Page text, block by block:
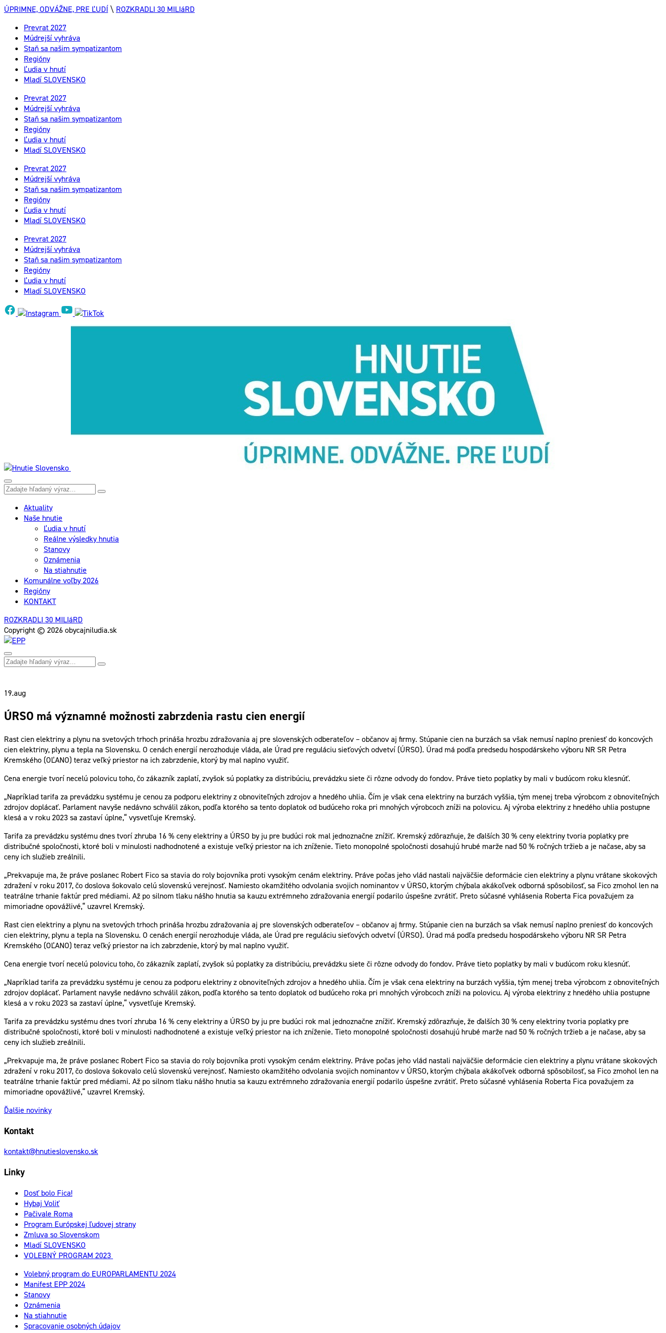
ÚPRIMNE, ODVÁŽNE, PRE ĽUDÍ \ ROZKRADLI 30 MILIáRD
Prevrat 2027
Múdrejší vyhráva
Staň sa našim sympatizantom
Regióny
Ľudia v hnutí
Mladí SLOVENSKO
Prevrat 2027
Múdrejší vyhráva
Staň sa našim sympatizantom
Regióny
Ľudia v hnutí
Mladí SLOVENSKO
Prevrat 2027
Múdrejší vyhráva
Staň sa našim sympatizantom
Regióny
Ľudia v hnutí
Mladí SLOVENSKO
Prevrat 2027
Múdrejší vyhráva
Staň sa našim sympatizantom
Regióny
Ľudia v hnutí
Mladí SLOVENSKO
Aktuality
Naše hnutie
Ľudia v hnutí
Reálne výsledky hnutia
Stanovy
Oznámenia
Na stiahnutie
Komunálne voľby 2026
Regióny
KONTAKT
ROZKRADLI 30 MILIáRD
Copyright © 2026 obycajniludia.sk
19.aug
ÚRSO má významné možnosti zabrzdenia rastu cien energií
Rast cien elektriny a plynu na svetových trhoch prináša hrozbu zdražovania aj pre slovenských odberateľov – občanov aj firmy. Stúpanie cien na burzách sa však nemusí naplno preniesť do koncových
cien elektriny, plynu a tepla na Slovensku. O cenách energií nerozhoduje vláda, ale Úrad pre reguláciu sieťových odvetví (ÚRSO). Úrad má podľa predsedu hospodárskeho výboru NR SR Petra
Kremského (OĽANO) teraz veľký priestor na ich zabrzdenie, ktorý by mal naplno využiť.
Cena energie tvorí necelú polovicu toho, čo zákazník zaplatí, zvyšok sú poplatky za distribúciu, prevádzku siete či rôzne odvody do fondov. Práve tieto poplatky by mali v budúcom roku klesnúť.
„Napríklad tarifa za prevádzku systému je cenou za podporu elektriny z obnoviteľných zdrojov a hnedého uhlia. Čím je však cena elektriny na burzách vyššia, tým menej treba výrobcom z obnoviteľných
zdrojov doplácať. Parlament navyše nedávno schválil zákon, podľa ktorého sa tento doplatok od budúceho roka pri mnohých výrobcoch zníži na polovicu. Aj výroba elektriny z hnedého uhlia postupne
klesá a v roku 2023 sa zastaví úplne,“ vysvetľuje Kremský.
Tarifa za prevádzku systému dnes tvorí zhruba 16 % ceny elektriny a ÚRSO by ju pre budúci rok mal jednoznačne znížiť. Kremský zdôrazňuje, že ďalších 30 % ceny elektriny tvoria poplatky pre
distribučné spoločnosti, ktoré boli v minulosti nadhodnotené a existuje veľký priestor na ich zníženie. Tieto monopolné spoločnosti dosahujú hrubé marže nad 50 % ročných tržieb a je načase, aby sa
ceny ich služieb zreálnili.
„Prekvapuje ma, že práve poslanec Robert Fico sa stavia do roly bojovníka proti vysokým cenám elektriny. Práve počas jeho vlád nastali najväčšie deformácie cien elektriny a plynu vrátane skokových
zdražení v roku 2017, čo doslova šokovalo celú slovenskú verejnosť. Namiesto okamžitého odvolania svojich nominantov v ÚRSO, ktorým chýbala akákoľvek odborná spôsobilosť, sa Fico zmohol len na
teatrálne trhanie faktúr pred médiami. Až po silnom tlaku nášho hnutia sa kauzu extrémneho zdražovania energií podarilo úspešne zvrátiť. Preto súčasné vyhlásenia Roberta Fica považujem za
mimoriadne opovážlivé,“ uzavrel Kremský.
Rast cien elektriny a plynu na svetových trhoch prináša hrozbu zdražovania aj pre slovenských odberateľov – občanov aj firmy. Stúpanie cien na burzách sa však nemusí naplno preniesť do koncových
cien elektriny, plynu a tepla na Slovensku. O cenách energií nerozhoduje vláda, ale Úrad pre reguláciu sieťových odvetví (ÚRSO). Úrad má podľa predsedu hospodárskeho výboru NR SR Petra
Kremského (OĽANO) teraz veľký priestor na ich zabrzdenie, ktorý by mal naplno využiť.
Cena energie tvorí necelú polovicu toho, čo zákazník zaplatí, zvyšok sú poplatky za distribúciu, prevádzku siete či rôzne odvody do fondov. Práve tieto poplatky by mali v budúcom roku klesnúť.
„Napríklad tarifa za prevádzku systému je cenou za podporu elektriny z obnoviteľných zdrojov a hnedého uhlia. Čím je však cena elektriny na burzách vyššia, tým menej treba výrobcom z obnoviteľných
zdrojov doplácať. Parlament navyše nedávno schválil zákon, podľa ktorého sa tento doplatok od budúceho roka pri mnohých výrobcoch zníži na polovicu. Aj výroba elektriny z hnedého uhlia postupne
klesá a v roku 2023 sa zastaví úplne,“ vysvetľuje Kremský.
Tarifa za prevádzku systému dnes tvorí zhruba 16 % ceny elektriny a ÚRSO by ju pre budúci rok mal jednoznačne znížiť. Kremský zdôrazňuje, že ďalších 30 % ceny elektriny tvoria poplatky pre
distribučné spoločnosti, ktoré boli v minulosti nadhodnotené a existuje veľký priestor na ich zníženie. Tieto monopolné spoločnosti dosahujú hrubé marže nad 50 % ročných tržieb a je načase, aby sa
ceny ich služieb zreálnili.
„Prekvapuje ma, že práve poslanec Robert Fico sa stavia do roly bojovníka proti vysokým cenám elektriny. Práve počas jeho vlád nastali najväčšie deformácie cien elektriny a plynu vrátane skokových
zdražení v roku 2017, čo doslova šokovalo celú slovenskú verejnosť. Namiesto okamžitého odvolania svojich nominantov v ÚRSO, ktorým chýbala akákoľvek odborná spôsobilosť, sa Fico zmohol len na
teatrálne trhanie faktúr pred médiami. Až po silnom tlaku nášho hnutia sa kauzu extrémneho zdražovania energií podarilo úspešne zvrátiť. Preto súčasné vyhlásenia Roberta Fica považujem za
mimoriadne opovážlivé,“ uzavrel Kremský.
Ďalšie novinky
Kontakt
kontakt@hnutieslovensko.sk
Linky
Dosť bolo Fica!
Hybaj Voliť
Pačivale Roma
Program Európskej ľudovej strany
Zmluva so Slovenskom
Mladí SLOVENSKO
VOLEBNÝ PROGRAM 2023
Volebný program do EUROPARLAMENTU 2024
Manifest EPP 2024
Stanovy
Oznámenia
Na stiahnutie
Spracovanie osobných údajov